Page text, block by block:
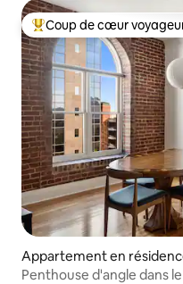
Coups de cœur
Coup de cœur
Appartement en
ires
Penthouse d'angle dans